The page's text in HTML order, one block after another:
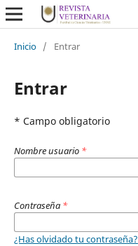
Inicio / Entrar
Entrar
* Campo obligatorio
Nombre usuario *
Contraseña *
¿Has olvidado tu contraseña?